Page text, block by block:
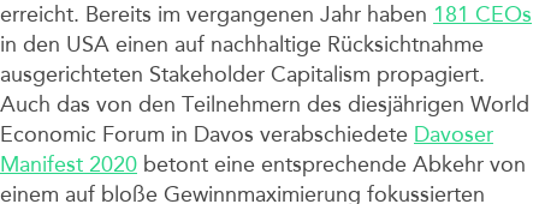
erreicht. Bereits im vergangenen Jahr haben 181 CEOs
in den USA einen auf nachhaltige Rücksichtnahme
ausgerichteten Stakeholder Capitalism propagiert.
Auch das von den Teilnehmern des diesjährigen World
Economic Forum in Davos verabschiedete Davoser
Manifest 2020 betont eine entsprechende Abkehr von
einem auf bloße Gewinnmaximierung fokussierten